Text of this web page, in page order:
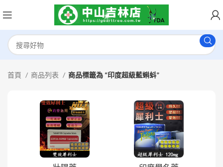
首頁 商品列表 商品標籤為 “印度超級藍蝌蚪”